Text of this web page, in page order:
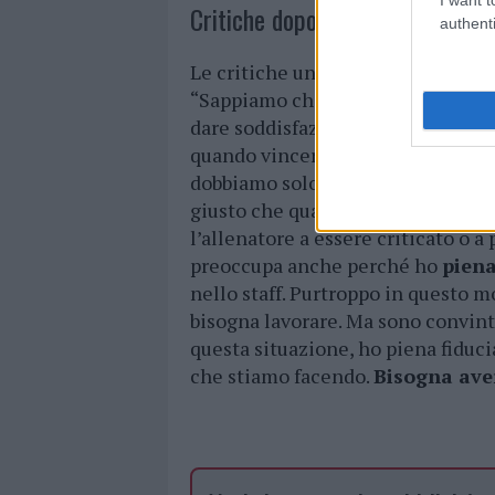
Critiche dopo appena 3 partite.
Le critiche un po’ troppo
“Sappiamo che sarà durissima,
dare soddisfazione a chi ci critica,
quando vinceremo quest’anno
dobbiamo solo
giusto che quando non arrivano i
l’allenatore a essere criticato o
preoccupa anche perché ho
nello staff. Purtroppo in questo
bisogna lavorare. Ma sono
questa situazione, ho piena
che stiamo facendo.Bisogna